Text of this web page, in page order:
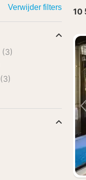
10
Verwijder filters
(3)
(3)